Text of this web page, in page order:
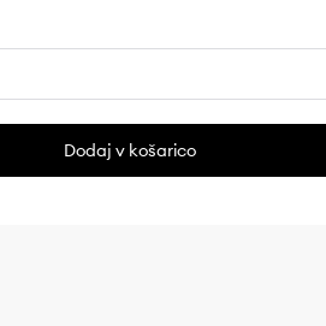
Dodaj v košarico